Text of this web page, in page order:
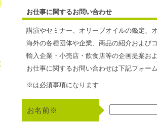
お仕事に関するお問い合わせ
講演やセミナー、オリーブオイルの鑑定、
海外の各種団体や企業、商品の紹介および
輸入企業・小売店・飲食店等の企画提案お
お仕事に関するお問い合わせは下記フォー
※は必須事項になります
お名前※